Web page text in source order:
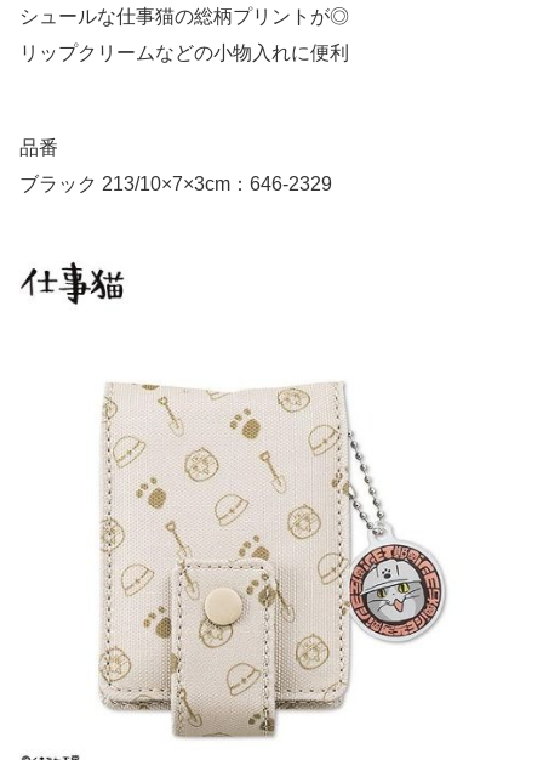
シュールな仕事猫の総柄プリントが◎
リップクリームなどの小物入れに便利
品番
ブラック 213/10×7×3cm：646-2329